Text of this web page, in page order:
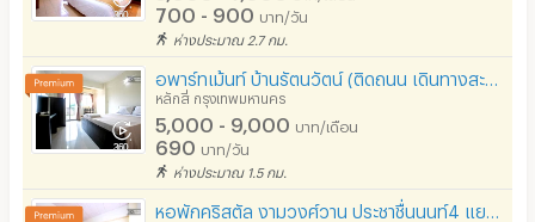
- ห้างพันทิพย์ งามวงศ์วาน
ถ.แจ้งวัฒนะ
- ศูนย์แสดงสินค้า อิมแพ็ค เมืองทองธานี
- โรงพยาบาลมงกุฎวัฒนะ
700 - 900 บาท/วัน
ห่างประมาณ 2.7 กม.
หลักสี่ กรุงเทพมหานคร
5,000 - 9,000 บาท/เดือน
690 บาท/วัน
ห่างประมาณ 1.5 กม.